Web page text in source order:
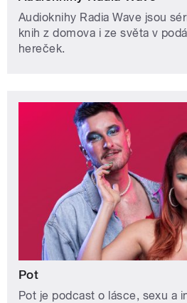
Audioknihy Radia Wave jsou
knih z domova i ze světa v
hereček.
Pot
Pot je podcast o lásce, sexu a